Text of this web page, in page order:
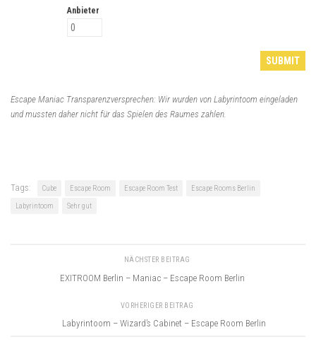
Anbieter
Escape Maniac Transparenzversprechen: Wir wurden von Labyrintoom eingeladen
und mussten daher nicht für das Spielen des Raumes zahlen.
Tags: Cube Escape Room Escape Room Test
Escape Rooms Berlin
Labyrintoom
Sehr gut
NÄCHSTER BEITRAG
EXITROOM Berlin – Maniac – Escape Room Berlin
VORHERIGER BEITRAG
Labyrintoom – Wizard’s Cabinet – Escape Room Berlin